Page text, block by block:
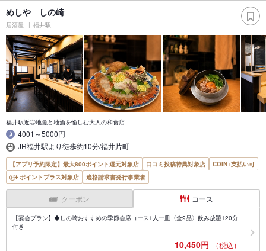
めしや しの崎
居酒屋 福井駅
福井駅近◎地魚と地酒を愉しむ大人の和食店
4001～5000円
JR福井駅より徒歩約10分/福井片町
【アプリ予約限定】最大800ポイント還元対象店 口コミ投稿特典対象店
COIN+支払い可
ポイントプラス対象店
適格請求書発行事業者
クーポン コース
【宴会プラン】◆しの崎おすすめの季節会席コース1人一皿〈全9品〉飲み放題120分
付き
10,450円 （税込）